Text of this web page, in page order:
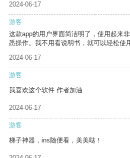
2024-06-17
游客
这款app的用户界面简洁明了，使用起来
悉操作。我不用看说明书，就可以轻松使
2024-06-17
游客
我喜欢这个软件 作者加油
2024-06-17
游客
梯子神器，ins随便看，美美哒！